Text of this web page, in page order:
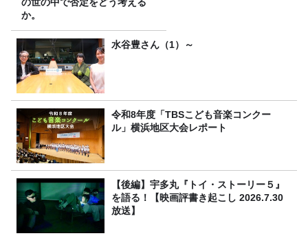
か。
水谷豊さん（1）～
令和8年度「TBSこども音楽コンクー
ル」横浜地区大会レポート
【後編】宇多丸『トイ・ストーリー５』
を語る！【映画評書き起こし 2026.7.30
放送】